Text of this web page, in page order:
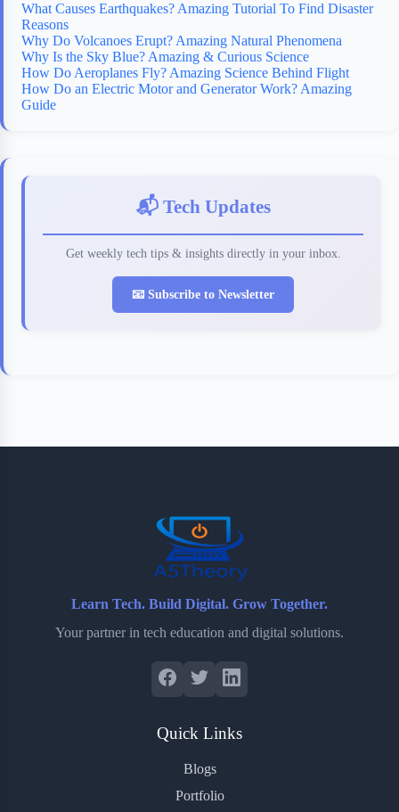
What Causes Earthquakes? Amazing Tutorial To Find Disaster
Reasons
Why Do Volcanoes Erupt? Amazing Natural Phenomena
Why Is the Sky Blue? Amazing & Curious Science
How Do Aeroplanes Fly? Amazing Science Behind Flight
How Do an Electric Motor and Generator Work? Amazing
Guide
📬 Tech Updates
Get weekly tech tips & insights directly in your inbox.
📧 Subscribe to Newsletter
Learn Tech. Build Digital. Grow Together.
Your partner in tech education and digital solutions.
Quick Links
Blogs
Portfolio